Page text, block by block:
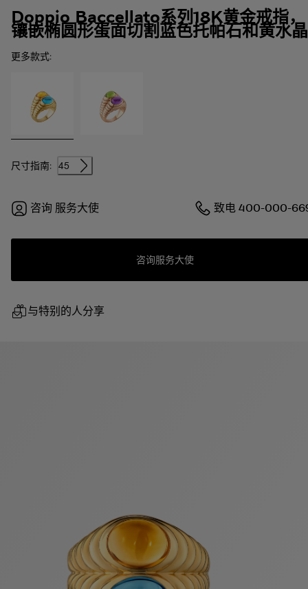
Doppio Baccellato系列18K黄金戒指，
镶嵌椭圆形蛋面切割蓝色托帕石和黄水晶
更多款式:
尺寸指南: 45
咨询 服务大使 致电400-000-
咨询服务大使
与特别的人分享